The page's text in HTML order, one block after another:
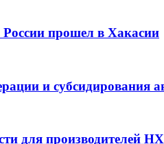
России прошел в Хакасии
и субсидирования
для производителей